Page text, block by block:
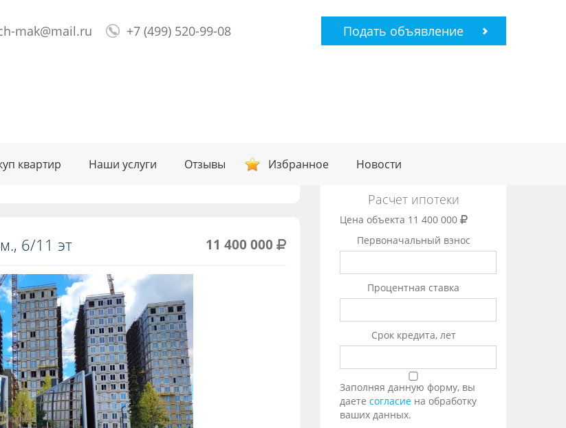
mak@mail.ru +7 (499) 520-99-08 Подать объявление
квартир Наши услуги Отзывы Избранное Новости
6/11 эт 11 400 000
Расчет ипотеки
Цена объекта 11 400 000
Первоначальный взнос
Процентная ставка
Срок кредита, лет
Заполняя данную форму, вы
даете согласие на обработку
ваших данных.